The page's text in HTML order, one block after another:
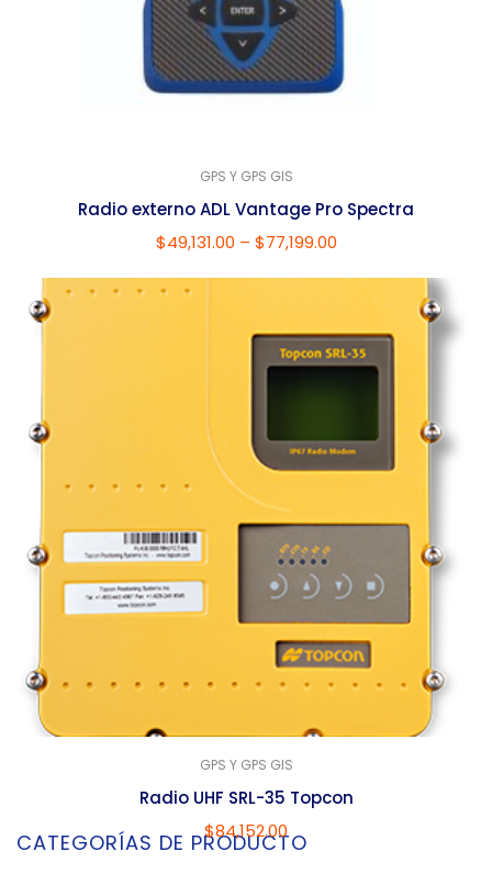
GPS Y GPS GIS
Radio externo ADL Vantage Pro Spectra
$49,131.00 – $77,199.00
GPS Y GPS GIS
Radio UHF SRL-35 Topcon
$84,152.00
CATEGORÍAS DE PRODUCTO